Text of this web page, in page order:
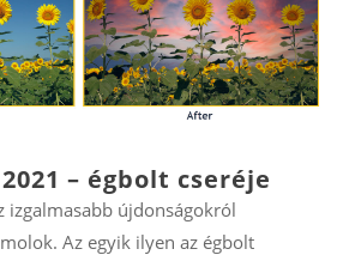
– égbolt cseréje
izgalmasabb újdonságokról
Az egyik ilyen az égbolt